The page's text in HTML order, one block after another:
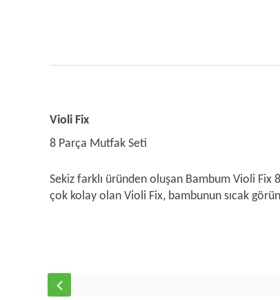
Violi Fix
8 Parça Mutfak Seti
Sekiz farklı üründen oluşan Bambum Violi Fix
çok kolay olan Violi Fix, bambunun sıcak